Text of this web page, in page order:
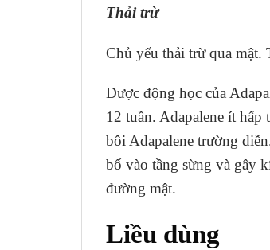
Thải trừ
Chủ yếu thải trừ qua
Dược động học của
12 tuần. Adapalene ít
bôi Adapalene trường
bố vào tầng sừng và gây
đường mật.
Liều dùng